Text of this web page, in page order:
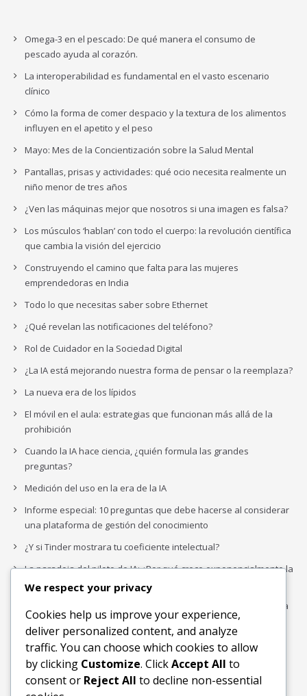
Omega-3 en el pescado: De qué manera el consumo de
pescado ayuda al corazón.
La interoperabilidad es fundamental en el vasto escenario
clínico
Cómo la forma de comer despacio y la textura de los alimentos
influyen en el apetito y el peso
Mayo: Mes de la Concientización sobre la Salud Mental
Pantallas, prisas y actividades: qué ocio necesita realmente un
niño menor de tres años
¿Ven las máquinas mejor que nosotros si una imagen es falsa?
Los músculos ‘hablan’ con todo el cuerpo: la revolución científica
que cambia la visión del ejercicio
Construyendo el camino que falta para las mujeres
emprendedoras en India
Todo lo que necesitas saber sobre Ethernet
¿Qué revelan las notificaciones del teléfono?
Rol de Cuidador en la Sociedad Digital
¿La IA está mejorando nuestra forma de pensar o la reemplaza?
La nueva era de los lípidos
El móvil en el aula: estrategias que funcionan más allá de la
prohibición
Cuando la IA hace ciencia, ¿quién formula las grandes
preguntas?
Medición del uso en la era de la IA
Informe especial: 10 preguntas que debe hacerse al considerar
una plataforma de gestión del conocimiento
¿Y si Tinder mostrara tu coeficiente intelectual?
La paradoja del piloto de IA: ¿Por qué crece exponencialmente la
complejidad de la IA empresarial?
Los organigramas de marketing se crearon para los canales. La
IA acaba de dejarlos obsoletos.
Buscar
Buscar
We respect your privacy
Cookies help us improve your experience,
deliver personalized content, and analyze
traffic. You can choose which cookies to allow
by clicking Customize. ClickAccept All to
consent or Reject All to decline non-essential